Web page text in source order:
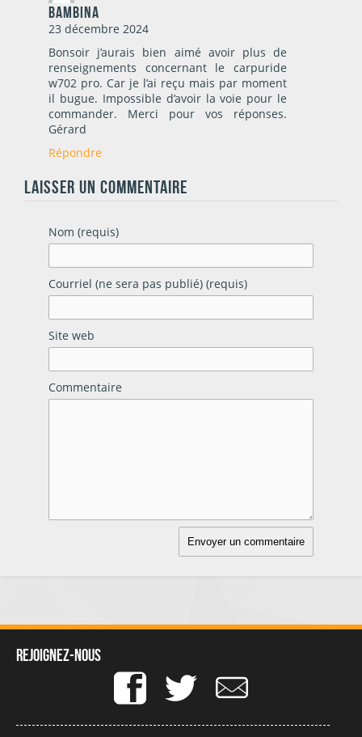
Bambina
23 décembre 2024
Bonsoir j’aurais bien aimé avoir plus de
renseignements concernant le carpuride
w702 pro. Car je l’ai reçu mais par moment
il bugue. Impossible d’avoir la voie pour le
commander. Merci pour vos réponses.
Gérard
Répondre
LAISSER UN COMMENTAIRE
Nom (requis)
Courriel (ne sera pas publié) (requis)
Site web
Commentaire
Rejoignez-nous